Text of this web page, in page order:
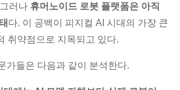
러나 휴머노이드 로봇 플랫폼은 아직
다. 이 공백이 피지컬 AI 시대의 가장 큰
취약점으로 지목되고 있다.
가들은 다음과 같이 분석한다.